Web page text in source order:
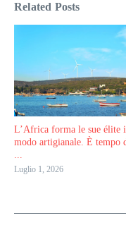
Related Posts
L’Africa forma le sue élite
modo artigianale. È tempo
Luglio 1, 2026